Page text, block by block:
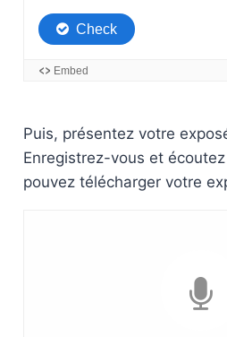
Puis, présentez votre
Enregistrez-vous et
pouvez télécharger votre